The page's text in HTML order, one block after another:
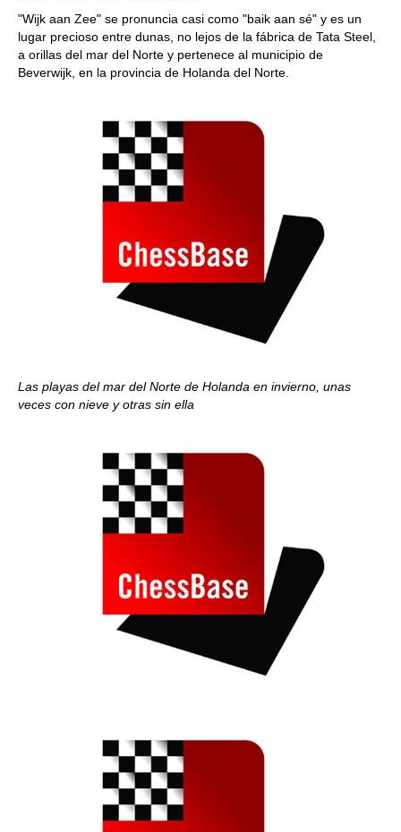
"Wijk aan Zee" se pronuncia casi como "baik aan sé" y es un
lugar precioso entre dunas, no lejos de la fábrica de Tata Steel,
a orillas del mar del Norte y pertenece al municipio de
Beverwijk, en la provincia de Holanda del Norte.
Las playas del mar del Norte de Holanda en invierno, unas
veces con nieve y otras sin ella